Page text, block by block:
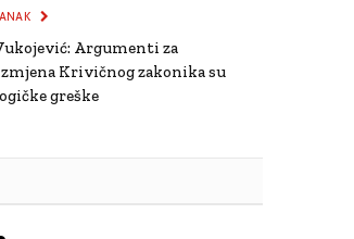
Argumenti za
Krivičnog zakonika su
greške